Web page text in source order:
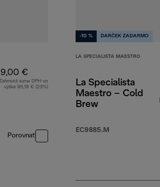
€
suma DPH vo
výške 95,18 € (23%)
Porovnať
-10 % DARČEK ZADARMO
LA SPECIALISTA MAESTRO
La Specialista
Maestro – Cold
Brew
EC9885.M